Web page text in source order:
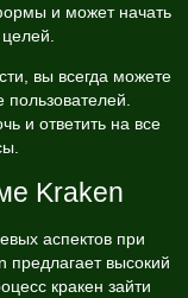
и может начать
вы всегда можете
и ответить на все
Kraken
аспектов при
высокий
кракен зайти